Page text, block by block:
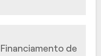
Financiamento de